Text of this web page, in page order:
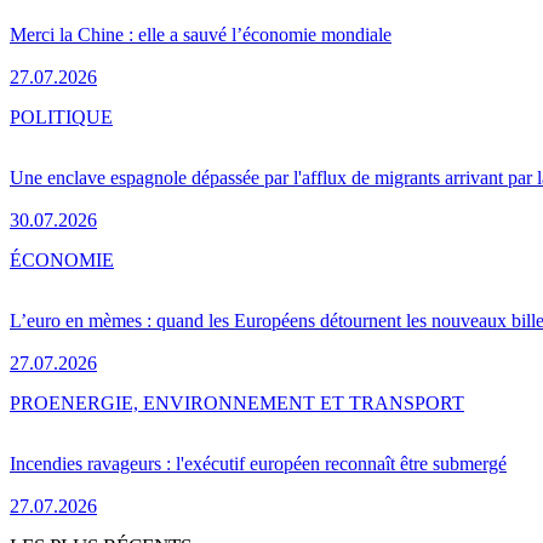
Merci la Chine : elle a sauvé l’économie mondiale
27.07.2026
Une enclave espagnole dépassée par l'afflux de migrants arrivant par
30.07.2026
POLITIQUE
L’euro en mèmes : quand les Européens détournent les nouveaux
27.07.2026
ÉCONOMIE
Incendies ravageurs : l'exécutif européen reconnaît être submergé
27.07.2026
PROENERGIE, ENVIRONNEMENT ET TRANSPORT